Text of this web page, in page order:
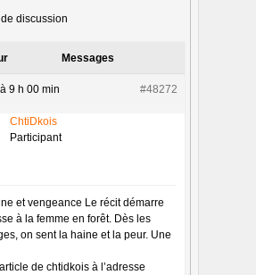
discussion
Messages
9 h 00 min #48272
ChtiDkois
Participant
et vengeance Le récit démarre
à la femme en forêt. Dès les
on sent la haine et la peur. Une
de chtidkois à l’adresse